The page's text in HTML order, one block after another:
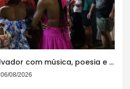
Flipelô começa em Salvador com música, poesia e grande participação
06/08/2026